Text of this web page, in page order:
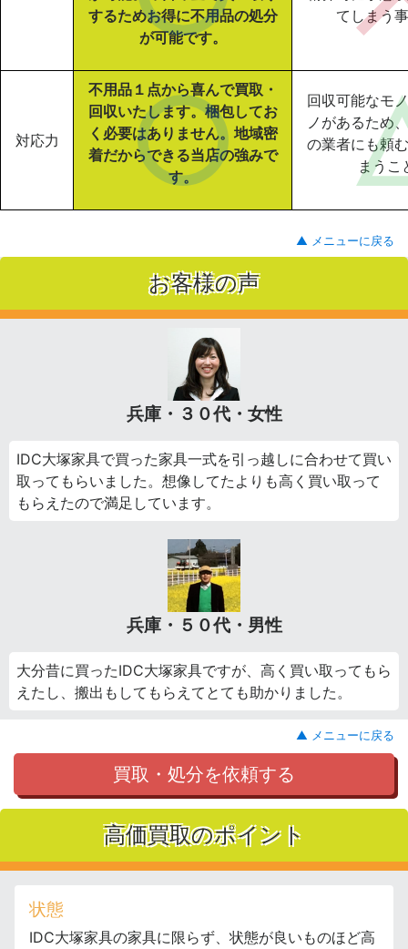
するためお得に不用品の処分
が可能です。
てしまう
対応力
不用品１点から喜んで買取・
回収いたします。梱包してお
く必要はありません。地域密
着だからできる当店の強みで
す。
回収可能なモ
ノがあるため
の業者にも頼
まうこ
▲ メニューに戻る
お客様の声
兵庫・３０代・女性
IDC大塚家具で買った家具一式を引っ越しに合わせて買い
取ってもらいました。想像してたよりも高く買い取って
もらえたので満足しています。
兵庫・５０代・男性
大分昔に買ったIDC大塚家具ですが、高く買い取ってもら
えたし、搬出もしてもらえてとても助かりました。
▲ メニューに戻る
買取・処分を依頼する
高価買取のポイント
状態
IDC大塚家具の家具に限らず、状態が良いものほど高